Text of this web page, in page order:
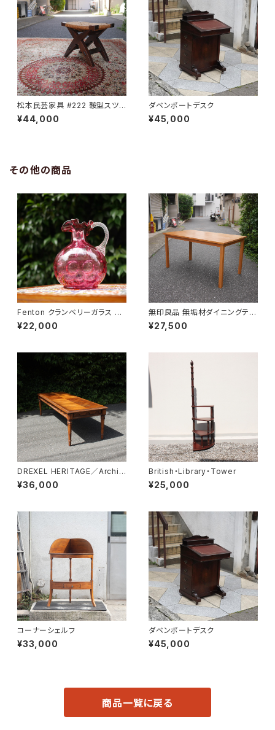
松本民芸家具 #222 鞍型スツ
ール
¥44,000
ダベンポートデスク
¥45,000
その他の商品
Fenton クランベリーガラス ピ
ッチャー
¥22,000
無印良品 無垢材ダイニングテー
ブル
¥27,500
DREXEL HERITAGE／Archit
ectual Low Table
¥36,000
British・Library・Tower
¥25,000
コーナーシェルフ
¥33,000
ダベンポートデスク
¥45,000
商品一覧に戻る